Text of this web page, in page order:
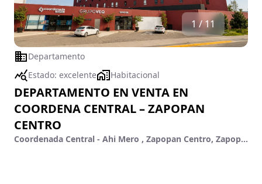
1 / 11
Departamento
Estado: excelente Habitacional
DEPARTAMENTO EN VENTA EN
COORDENA CENTRAL – ZAPOPAN
CENTRO
Coordenada Central - Ahi Mero , Zapopan Centro, Zapopan, Jalisco